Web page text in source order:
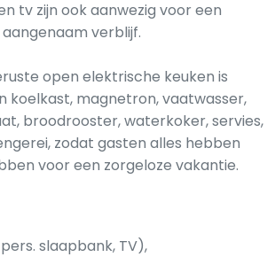
tv zijn ook aanwezig voor een
verblijf.
open elektrische keuken is
koelkast, magnetron, vaatwasser,
broodrooster, waterkoker, servies,
zodat gasten alles hebben
voor een zorgeloze vakantie.
slaapbank, TV),